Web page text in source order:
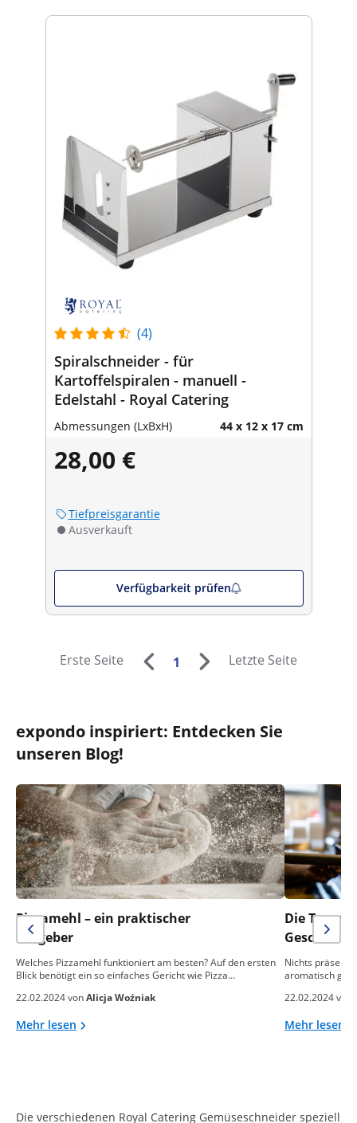
(4)
Spiralschneider - für
Kartoffelspiralen - manuell -
Edelstahl - Royal Catering
Abmessungen (LxBxH) 44 x 12 x 17 cm
28,00 €
Tiefpreisgarantie
Ausverkauft
Verfügbarkeit prüfen
Erste Seite 1 Letzte Seite
expondo inspiriert: Entdecken Sie
unseren Blog!
Pizzamehl – ein praktischer
Ratgeber
Welches Pizzamehl funktioniert am besten? Auf den ersten
Blick benötigt ein so einfaches Gericht wie Pizza…
22.02.2024 vonAlicja Woźniak
Mehr lesen
Die
Nichts
aromatisch
22.02.2024 von
Mehr lesen
Die verschiedenen Royal Catering Gemüseschneider speziell